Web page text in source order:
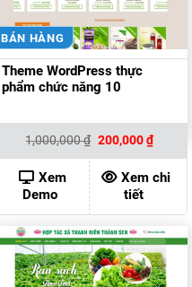
BÁN HÀNG
Theme WordPress thực
phẩm chức năng 10
1,000,000₫ Giá
là:
1,000,000 ₫.
200,000₫Giá
hiện
tại
là:
Xem
Demo
Xem chi
tiết